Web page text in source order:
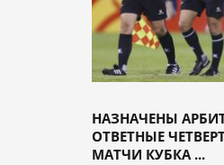
НАЗНАЧЕНЫ
ОТВЕТНЫЕ
МАТЧИ КУБКА ...